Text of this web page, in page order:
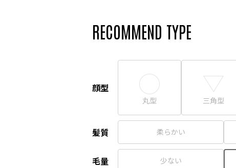
RECOMMEND TYPE
顔型
丸型 三角型
髪質 柔らかい
毛量 少ない